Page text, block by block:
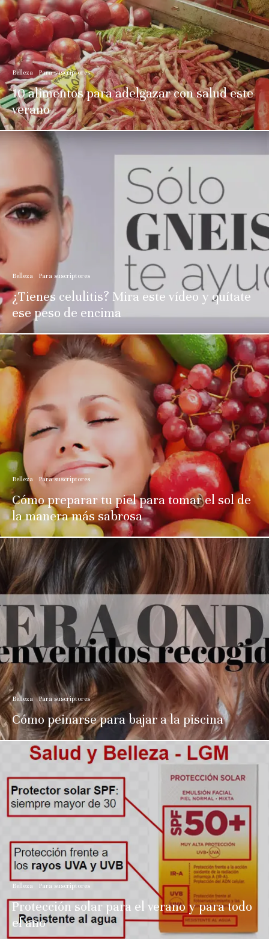
Belleza Para suscriptores
10 alimentos para adelgazar con salud este
verano
Belleza Para suscriptores
¿Tienes celulitis? Mira este vídeo y quítate
ese peso de encima
Belleza Para suscriptores
Cómo preparar tu piel para tomar el sol de
la manera más sabrosa
Belleza Para suscriptores
Cómo peinarse para bajar a la piscina
Belleza Para suscriptores
Protección solar para el verano y para todo
el año